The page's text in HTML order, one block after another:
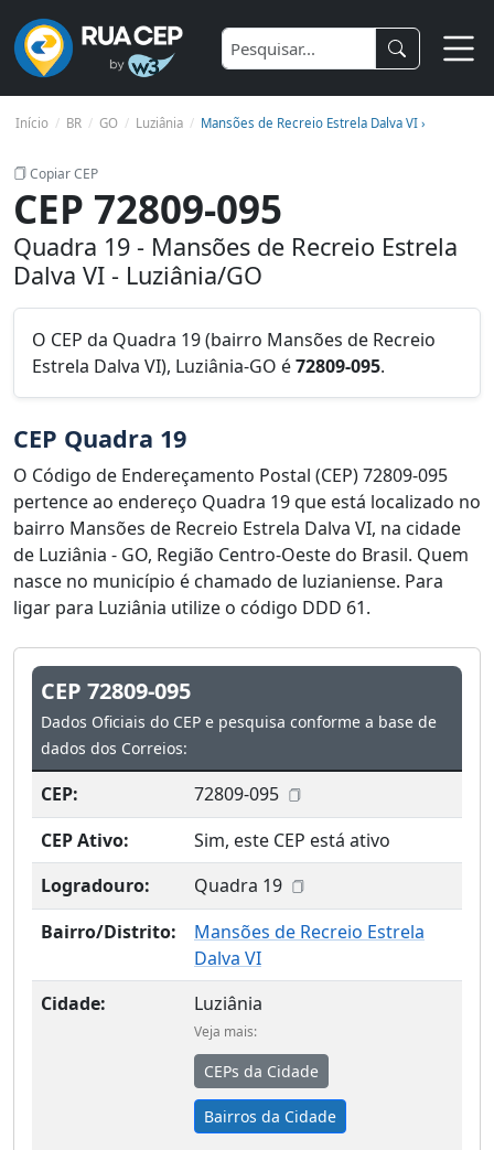
Início BR GO Luziânia Mansões de Recreio Estrela Dalva VI ›
Copiar CEP
CEP 72809-095
Quadra 19 - Mansões de Recreio Estrela
Dalva VI - Luziânia/GO
O CEP da Quadra 19 (bairro Mansões de Recreio
Estrela Dalva VI), Luziânia-GO é72809-095.
CEP Quadra 19
O Código de Endereçamento Postal (CEP) 72809-095
pertence ao endereço Quadra 19 que está localizado no
bairro Mansões de Recreio Estrela Dalva VI, na cidade
de Luziânia - GO, Região Centro-Oeste do Brasil. Quem
nasce no município é chamado de luzianiense. Para
ligar para Luziânia utilize o código DDD 61.
CEP 72809-095
Dados Oficiais do CEP e pesquisa conforme a base de
dados dos Correios:
CEP:
72809-095
CEP Ativo:
Sim, este CEP está ativo
Logradouro:
Quadra 19
Bairro/Distrito:
Mansões de Recreio Estrela
Dalva VI
Cidade:
Luziânia
Veja mais:
CEPs da Cidade
Bairros da Cidade